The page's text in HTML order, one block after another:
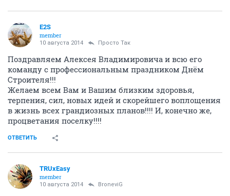
E2S
member
10 августа 2014 Просто Так
Поздравляем Алексея Владимировича и всю его
команду с профессиональным праздником Днём
Строителя!!!
Желаем всем Вам и Вашим близким здоровья,
терпения, сил, новых идей и скорейшего воплощения
в жизнь всех грандиозных планов!!!! И, конечно же,
процветания поселку!!!!
ОТВЕТИТЬ
TRUxEasy
member
10 августа 2014 BroneviG